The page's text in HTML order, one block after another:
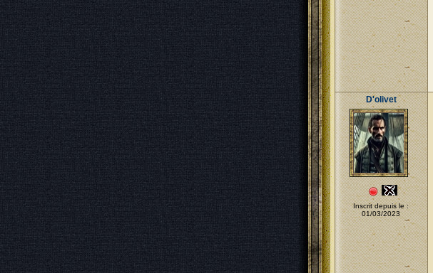
D'olivet
Inscrit depuis le :
01/03/2023